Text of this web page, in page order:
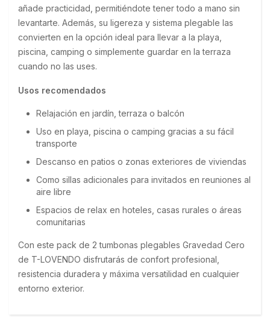
añade practicidad, permitiéndote tener todo a mano sin
levantarte. Además, su ligereza y sistema plegable las
convierten en la opción ideal para llevar a la playa,
piscina, camping o simplemente guardar en la terraza
cuando no las uses.
Usos recomendados
Relajación en jardín, terraza o balcón
Uso en playa, piscina o camping gracias a su fácil
transporte
Descanso en patios o zonas exteriores de viviendas
Como sillas adicionales para invitados en reuniones al
aire libre
Espacios de relax en hoteles, casas rurales o áreas
comunitarias
Con este pack de 2 tumbonas plegables Gravedad Cero
de T-LOVENDO disfrutarás de confort profesional,
resistencia duradera y máxima versatilidad en cualquier
entorno exterior.